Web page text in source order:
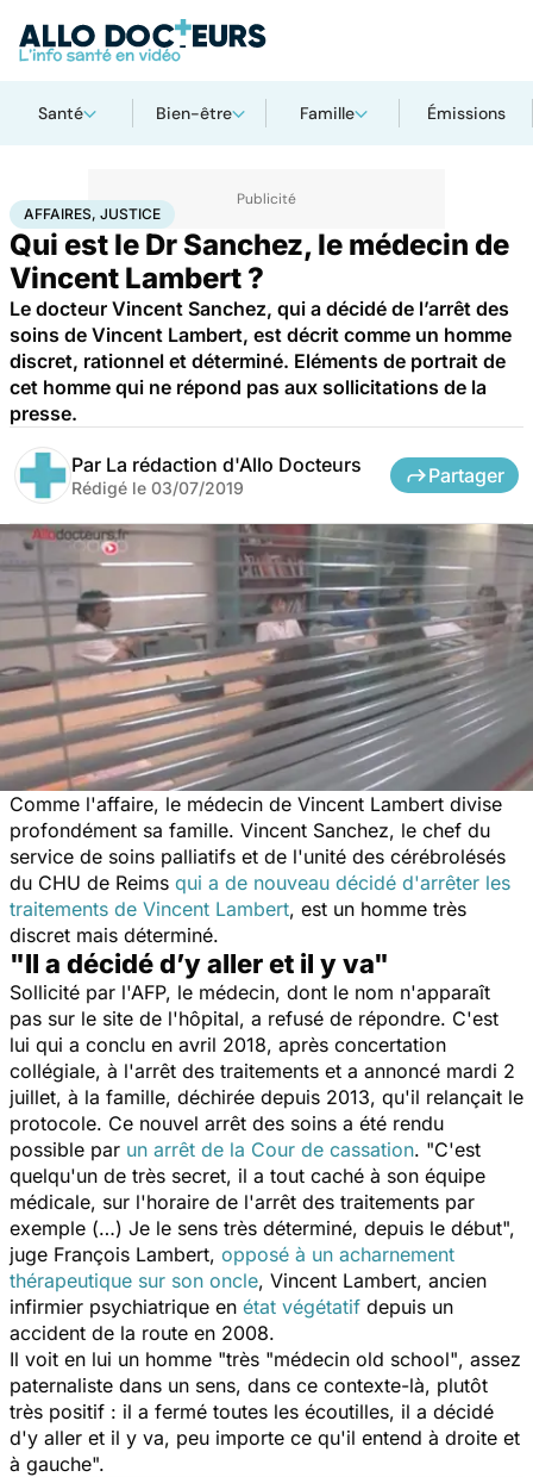
Santé Bien-être Famille Émissions
AccueilSantéSociétéJustice Affaires, justice
AFFAIRES, JUSTICE
Qui est le Dr Sanchez, le médecin de
Vincent Lambert ?
Le docteur Vincent Sanchez, qui a décidé de l’arrêt des
soins de Vincent Lambert, est décrit comme un homme
discret, rationnel et déterminé. Eléments de portrait de
cet homme qui ne répond pas aux sollicitations de la
presse.
Par La rédaction d'Allo Docteurs
Rédigé le 03/07/2019
Partager
Comme l'affaire, le médecin de Vincent Lambert divise
profondément sa famille. Vincent Sanchez, le chef du
service de soins palliatifs et de l'unité des cérébrolésés
du CHU de Reims qui a de nouveau décidé d'arrêter les
traitements de Vincent Lambert, est un homme très
discret mais déterminé.
"Il a décidé d’y aller et il y va"
Sollicité par l'AFP, le médecin, dont le nom n'apparaît
pas sur le site de l'hôpital, a refusé de répondre. C'est
lui qui a conclu en avril 2018, après concertation
collégiale, à l'arrêt des traitements et a annoncé mardi 2
juillet, à la famille, déchirée depuis 2013, qu'il relançait le
protocole. Ce nouvel arrêt des soins a été rendu
possible par un arrêt de la Cour de cassation. "C'est
quelqu'un de très secret, il a tout caché à son équipe
médicale, sur l'horaire de l'arrêt des traitements par
exemple (…) Je le sens très déterminé, depuis le début",
juge François Lambert, opposé à un acharnement
thérapeutique sur son oncle, Vincent Lambert, ancien
infirmier psychiatrique en état végétatif depuis un
accident de la route en 2008.
Il voit en lui un homme "très "médecin old school", assez
paternaliste dans un sens, dans ce contexte-là, plutôt
très positif : il a fermé toutes les écoutilles, il a décidé
d'y aller et il y va, peu importe ce qu'il entend à droite et
à gauche".